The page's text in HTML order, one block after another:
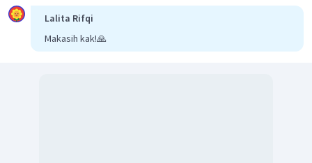
Lalita Rifqi
Makasih kak!🙏